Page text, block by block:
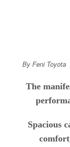
By Feni Toyota
The
Spacious